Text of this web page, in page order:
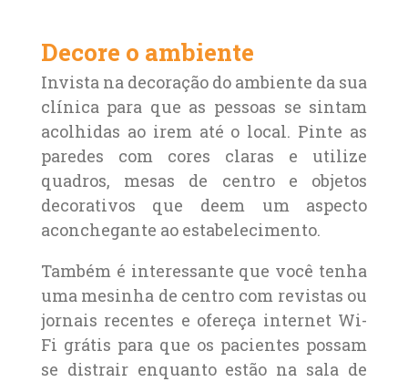
Decore o ambiente
Invista na decoração do ambiente da sua
clínica para que as pessoas se sintam
acolhidas ao irem até o local. Pinte as
paredes com cores claras e utilize
quadros, mesas de centro e objetos
decorativos que deem um aspecto
aconchegante ao estabelecimento.
Também é interessante que você tenha
uma mesinha de centro com revistas ou
jornais recentes e ofereça internet Wi-
Fi grátis para que os pacientes possam
se distrair enquanto estão na sala de